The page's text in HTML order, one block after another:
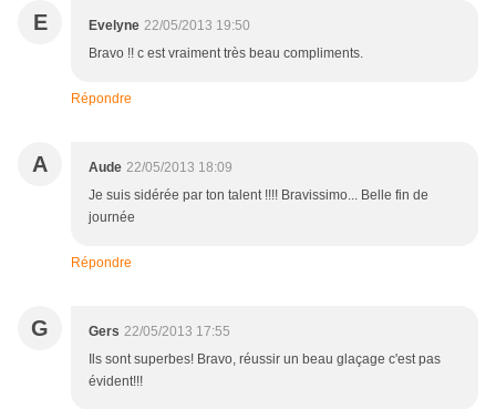
E Evelyne 22/05/2013 19:50
Bravo !! c est vraiment très beau compliments.
Répondre
A Aude 22/05/2013 18:09
Je suis sidérée par ton talent !!!! Bravissimo... Belle fin de
journée
Répondre
G Gers 22/05/2013 17:55
Ils sont superbes! Bravo, réussir un beau glaçage c'est pas
évident!!!